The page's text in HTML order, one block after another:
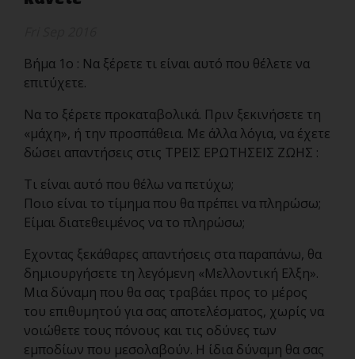
Βήμα 1ο : Να ξέρετε τι είναι αυτό που θέλετε να
επιτύχετε.
Να το ξέρετε προκαταβολικά. Πριν ξεκινήσετε τη
«μάχη», ή την προσπάθεια. Με άλλα λόγια, να έχετε
δώσει απαντήσεις στις ΤΡΕΙΣ ΕΡΩΤΗΣΕΙΣ ΖΩΗΣ :
Τι είναι αυτό που θέλω να πετύχω;
Ποιο είναι το τίμημα που θα πρέπει να πληρώσω;
Είμαι διατεθειμένος να το πληρώσω;
Εχοντας ξεκάθαρες απαντήσεις στα παραπάνω, θα
δημιουργήσετε τη λεγόμενη «Μελλοντική Ελξη».
Μια δύναμη που θα σας τραβάει προς το μέρος
του επιθυμητού για σας αποτελέσματος, χωρίς να
νοιώθετε τους πόνους και τις οδύνες των
εμποδίων που μεσολαβούν. Η ίδια δύναμη θα σας